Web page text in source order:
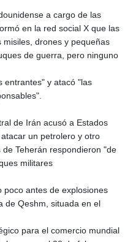
540.233287
386.635196
18.726567
a cargo de las
en la red social X que las
drones y pequeñas
de guerra, pero ninguno
entrantes" y atacó "las
de Irán acusó a Estados
un petrolero y otro
Teherán respondieron "de
militares
antes de explosiones
de Qeshm, situada en el
para el comercio mundial